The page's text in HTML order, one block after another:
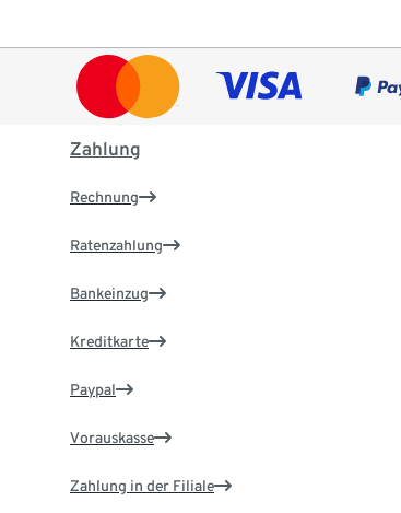
Zahlung
Rechnung
Ratenzahlung
Bankeinzug
Kreditkarte
Paypal
Vorauskasse
Zahlung in der Filiale